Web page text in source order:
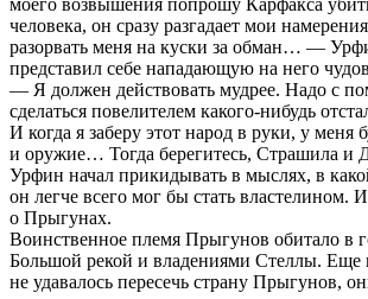
моего возвышения попрошу Карфакса
человека, он сразу разгадает мои
разорвать меня на куски за обман… —
представил себе нападающую на него
— Я должен действовать мудрее. Надо с
сделаться повелителем какого-нибудь
И когда я заберу этот народ в руки, у меня
и оружие… Тогда берегитесь, Страшила и
Урфин начал прикидывать в мыслях, в
он легче всего мог бы стать властелином.
о Прыгунах.
Воинственное племя Прыгунов обитало в
Большой рекой и владениями Стеллы. Еще
не удавалось пересечь страну Прыгунов,